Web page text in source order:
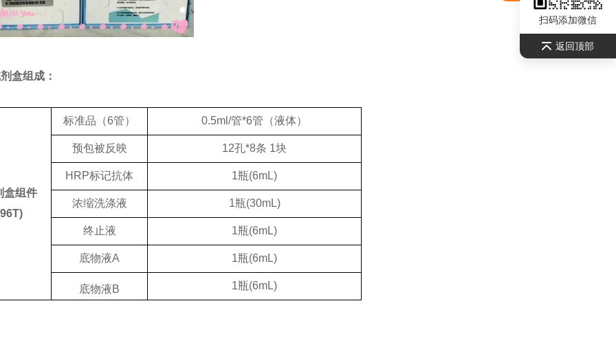
盒组成：
盒组件
标准品（6管） 0.5ml/管*6管（液体）
预包被反映 12孔*8条 1块
HRP标记抗体 1瓶(6mL)
浓缩洗涤液 1瓶(30mL)
终止液 1瓶(6mL)
底物液A 1瓶(6mL)
底物液B 1瓶(6mL)
扫码添加微信
返回顶部